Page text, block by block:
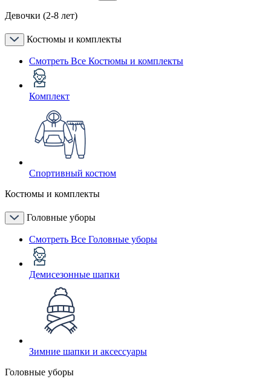
Девочки (2-8 лет)
Костюмы и комплекты
Смотреть Все Костюмы и комплекты
Комплект
Спортивный костюм
Костюмы и комплекты
Головные уборы
Смотреть Все Головные уборы
Демисезонные шапки
Зимние шапки и аксессуары
Головные уборы